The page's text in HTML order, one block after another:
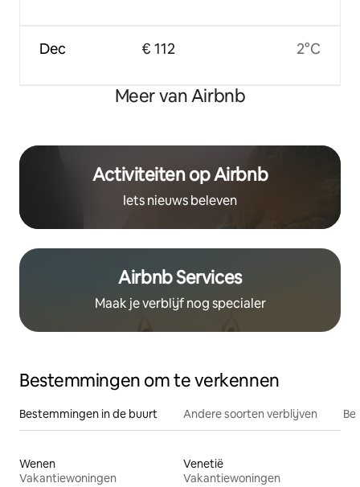
Dec € 112 2°C
Meer van Airbnb
Activiteiten op Airbnb
Iets nieuws beleven
Airbnb Services
Maak je verblijf nog specialer
Bestemmingen om te verkennen
Bestemmingen in de buurt Andere soorten verblijven
Wenen
Vakantiewoningen
Venetië
Vakantiewoningen